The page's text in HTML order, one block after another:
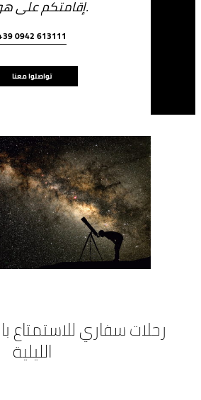
إقامتكم على هواكم.
0942 613111
تواصلوا معنا
رحلات سفاري للاستمتاع
الليلية